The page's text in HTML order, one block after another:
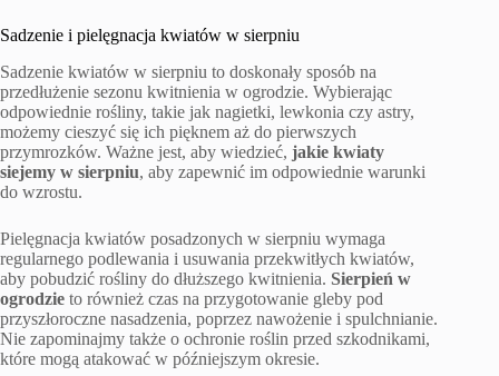
Sadzenie i pielęgnacja kwiatów w sierpniu
Sadzenie kwiatów w sierpniu to doskonały sposób na
przedłużenie sezonu kwitnienia w ogrodzie. Wybierając
odpowiednie rośliny, takie jak nagietki, lewkonia czy astry,
możemy cieszyć się ich pięknem aż do pierwszych
przymrozków. Ważne jest, aby wiedzieć, jakie kwiaty
siejemy w sierpniu, aby zapewnić im odpowiednie warunki
do wzrostu.
Pielęgnacja kwiatów posadzonych w sierpniu wymaga
regularnego podlewania i usuwania przekwitłych kwiatów,
aby pobudzić rośliny do dłuższego kwitnienia. Sierpień w
ogrodzie to również czas na przygotowanie gleby pod
przyszłoroczne nasadzenia, poprzez nawożenie i spulchnianie.
Nie zapominajmy także o ochronie roślin przed szkodnikami,
które mogą atakować w późniejszym okresie.